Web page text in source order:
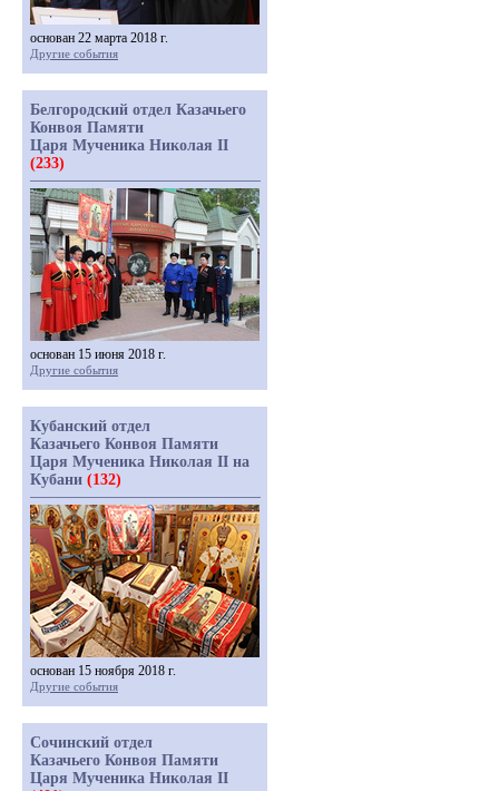
основан 22 марта 2018 г.
Другие события
Белгородский отдел Казачьего
Конвоя Памяти
Царя Мученика Николая II
(233)
основан 15 июня 2018 г.
Другие события
Кубанский отдел
Казачьего Конвоя Памяти
Царя Мученика Николая II на
Кубани (132)
основан 15 ноября 2018 г.
Другие события
Сочинский отдел
Казачьего Конвоя Памяти
Царя Мученика Николая II